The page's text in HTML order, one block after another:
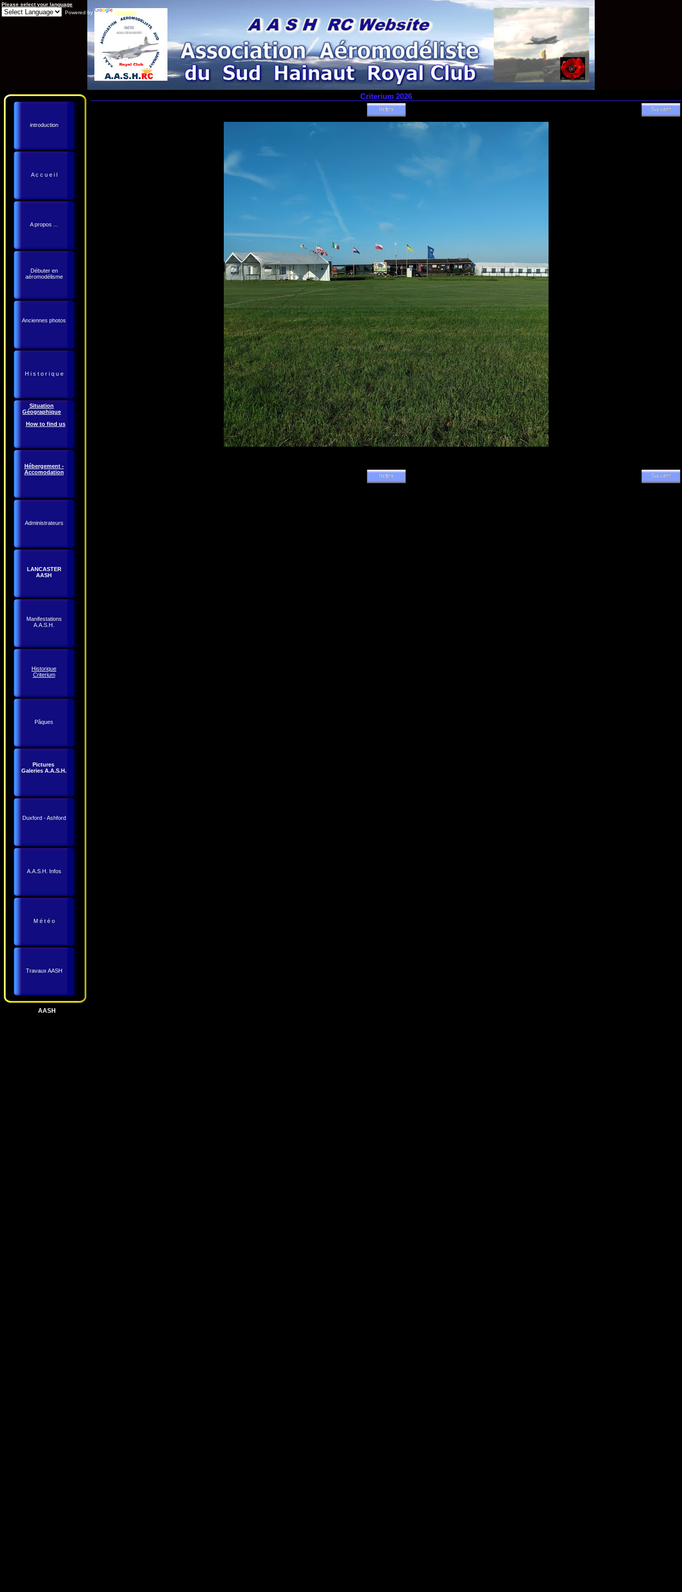
Please select your language
Powered by
Translate
introduction
A c c u e i l
A propos ...
Débuter en
aéromodélisme
Anciennes photos
H i s t o r i q u e
Situation
Géographique
How to find us
Hébergement -
Accomodation
Administrateurs
LANCASTER
AASH
Manifestations
A.A.S.H.
Historique
Criterium
Pâques
Pictures
Galeries A.A.S.H.
Duxford - Ashford
A.A.S.H. Infos
M é t é o
Travaux AASH
AASH
Criterium 2026